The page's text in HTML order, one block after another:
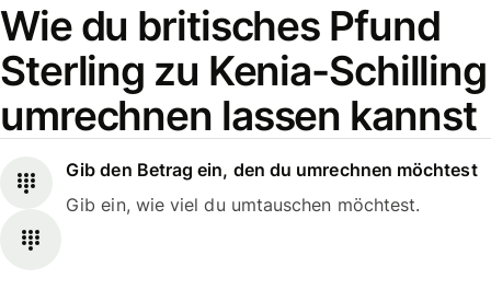
Wie du britisches Pfund
Sterling zu Kenia-Schilling
umrechnen lassen kannst
Gib den Betrag ein, den du umrechnen möchtest
Gib ein, wie viel du umtauschen möchtest.